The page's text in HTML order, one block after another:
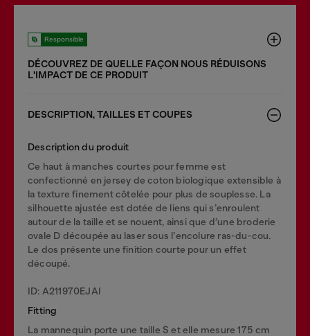
Responsible
DÉCOUVREZ DE QUELLE FAÇON NOUS RÉDUISONS
LʹIMPACT DE CE PRODUIT
DESCRIPTION, TAILLES ET COUPES
Description du produit
Ce haut à manches courtes pour femme est
confectionné en jersey de coton biologique extensible à
la texture finement côtelée pour plus de souplesse. La
silhouette ajustée est dotée de liens qui s’enroulent
autour de la taille et se nouent, ainsi que d’une broderie
ovale D découpée au laser sous l’encolure ras-du-cou.
Le dos présente une finition courte pour un effet
découpé.
ID: A211970EJAI
Fitting
La mannequin porte une taille S et elle mesure 175 cm